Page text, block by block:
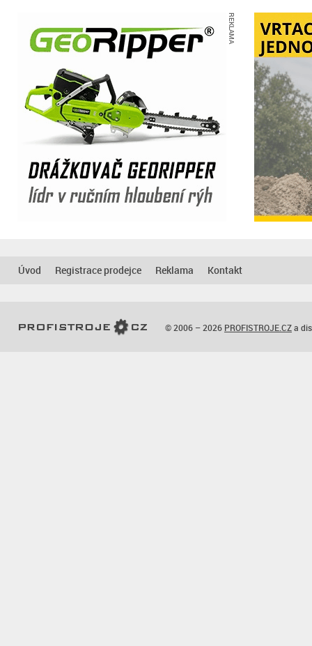
REKLAMA
Úvod Registrace prodejce Reklama Kontakt
© 2006 – 2026 PROFISTROJE.CZa